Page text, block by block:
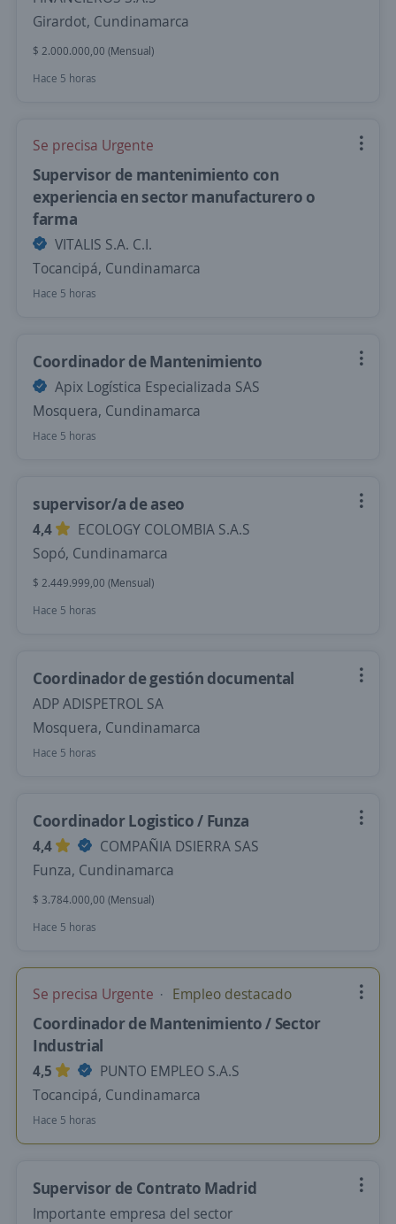
Girardot, Cundinamarca
$ 2.000.000,00 (Mensual)
Hace 5 horas
Se precisa Urgente
Supervisor de mantenimiento con
experiencia en sector manufacturero o
farma
VITALIS S.A. C.I.
Tocancipá, Cundinamarca
Hace 5 horas
Coordinador de Mantenimiento
Apix Logística Especializada SAS
Mosquera, Cundinamarca
Hace 5 horas
supervisor/a de aseo
4,4
ECOLOGY COLOMBIA S.A.S
Sopó, Cundinamarca
$ 2.449.999,00 (Mensual)
Hace 5 horas
Coordinador de gestión documental
ADP ADISPETROL SA
Mosquera, Cundinamarca
Hace 5 horas
Coordinador Logistico / Funza
4,4
COMPAÑIA DSIERRA SAS
Funza, Cundinamarca
$ 3.784.000,00 (Mensual)
Hace 5 horas
Se precisa Urgente Empleo destacado
Coordinador de Mantenimiento / Sector
Industrial
4,5
PUNTO EMPLEO S.A.S
Tocancipá, Cundinamarca
Hace 5 horas
Supervisor de Contrato Madrid
Importante empresa del sector